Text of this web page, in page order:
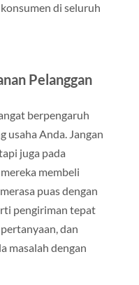
di seluruh
Pelanggan
berpengaruh
usaha Anda. Jangan
juga pada
membeli
puas dengan
pengiriman tepat
dan
masalah dengan